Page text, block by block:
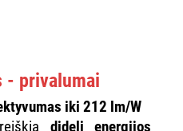
- privalumai
iki 212 lm/W
didelį energijos